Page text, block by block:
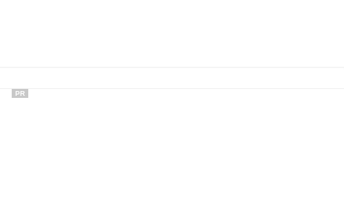
PR